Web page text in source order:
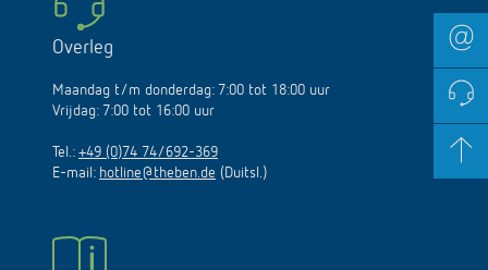
Overleg
Maandag t/m donderdag: 7:00 tot 18:00 uur
Vrijdag: 7:00 tot 16:00 uur
Tel.: +49 (0)74 74/692-369
E-mail: hotline@theben.de (Duitsl.)